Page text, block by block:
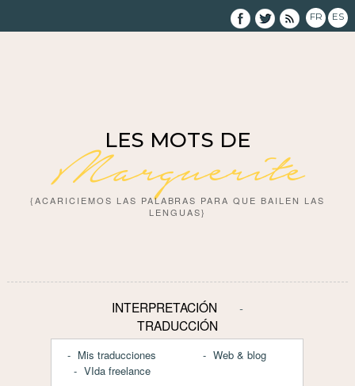
FR ES
LES MOTS DE
Marguerite
{ACARICIEMOS LAS PALABRAS PARA QUE BAILEN LAS
LENGUAS}
INTERPRETACIÓN
TRADUCCIÓN
Mis traducciones
VIda freelance
Web & blog